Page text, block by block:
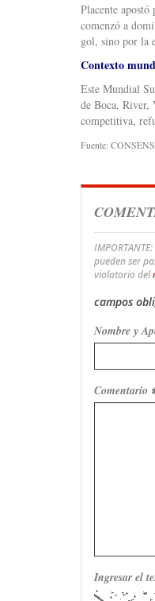
Placente
comenzó a
gol, sino por la
Contexto
Este Mundial
de Boca, River,
competitiva,
Fuente:
pueden ser
violatorio del
campos
Nombre y
Comentario
Ingresar el